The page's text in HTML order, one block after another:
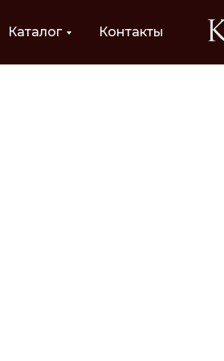
Каталог Контакты